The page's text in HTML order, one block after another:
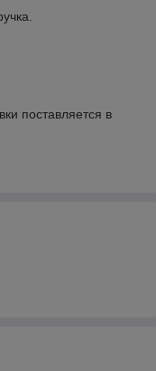
поставляется в